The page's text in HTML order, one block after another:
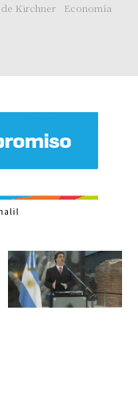
Kirchner
Economía